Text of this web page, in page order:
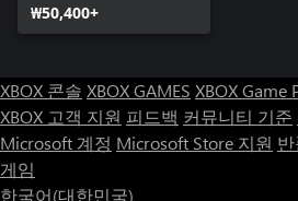
₩50,400+
XBOX 콘솔 XBOX GAMES XBOX Game
XBOX 고객 지원 피드백 커뮤니티 기준
Microsoft 계정 Microsoft Store 지원
게임
한국어(대한민국)